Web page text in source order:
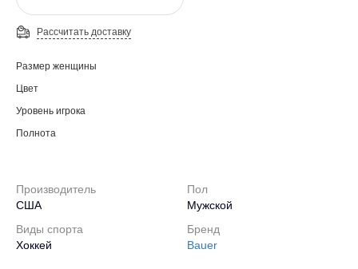
Рассчитать доставку
Размер женщины
Цвет
Уровень игрока
Полнота
Производитель
США
Пол
Мужской
Виды спорта
Хоккей
Бренд
Bauer